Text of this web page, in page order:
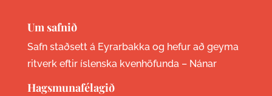
Um safnið
Safn staðsett á Eyrarbakka og hefur að geyma
ritverk eftir íslenska kvenhöfunda – Nánar
Hagsmunafélagið